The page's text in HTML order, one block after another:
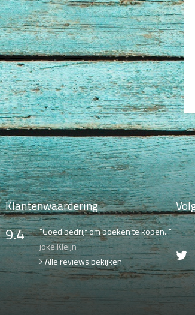
Klantenwaardering
9.4
"Goed bedrijf om boeken te kopen..."
joke Kleijn
Alle reviews bekijken